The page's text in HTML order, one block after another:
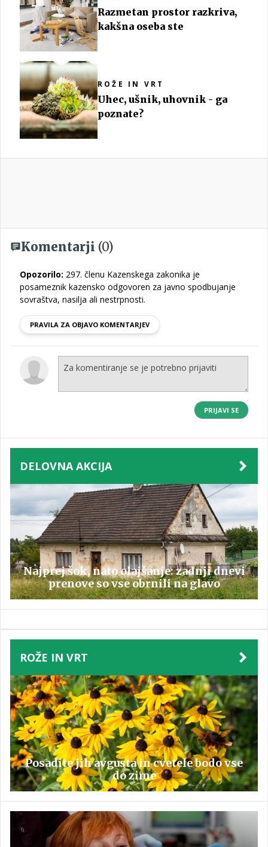
Razmetan prostor razkriva,
kakšna oseba ste
ROŽE IN VRT
Uhec, ušnik, uhovnik - ga
poznate?
Komentarji (0)
Opozorilo: 297. členu Kazenskega zakonika je
posameznik kazensko odgovoren za javno spodbujanje
sovraštva, nasilja ali nestrpnosti.
PRAVILA ZA OBJAVO KOMENTARJEV
PRIJAVI SE
DELOVNA AKCIJA
Najprej šok, nato olajšanje: zadnji dnevi
prenove so vse obrnili na glavo
ROŽE IN VRT
Posadite jih avgusta in cvetele bodo vse
do zime